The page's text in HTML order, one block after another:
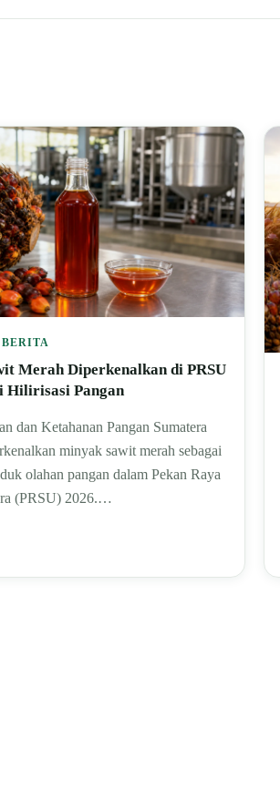
BERITA
Merah Diperkenalkan di PRSU
Hilirisasi Pangan
dan Ketahanan Pangan Sumatera
minyak sawit merah sebagai
olahan pangan dalam Pekan Raya
(PRSU) 2026.…